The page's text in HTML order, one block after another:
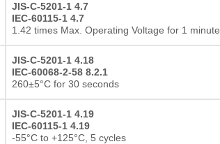
JIS-C-5201-1 4.7
IEC-60115-1 4.7
1.42 times Max. Operating Voltage for 1 minute
JIS-C-5201-1 4.18
IEC-60068-2-58 8.2.1
260±5°C for 30 seconds
JIS-C-5201-1 4.19
IEC-60115-1 4.19
-55°C to +125°C, 5 cycles